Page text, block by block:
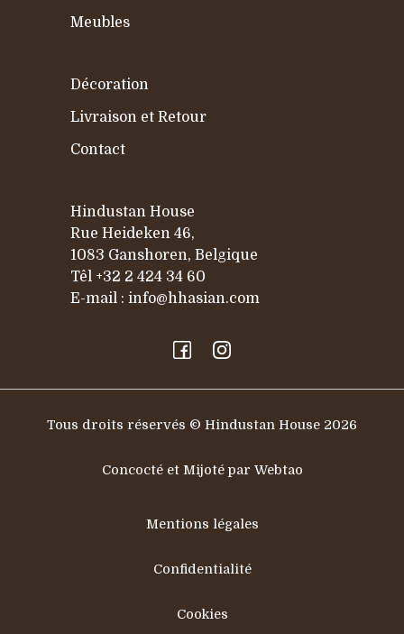
Meubles
Décoration
Livraison et Retour
Contact
Hindustan House
Rue Heideken 46,
1083 Ganshoren, Belgique
Têl +32 2 424 34 60
E-mail : info@hhasian.com
Tous droits réservés © Hindustan House 2026
Concocté et Mijoté par Webtao
Mentions légales
Confidentialité
Cookies